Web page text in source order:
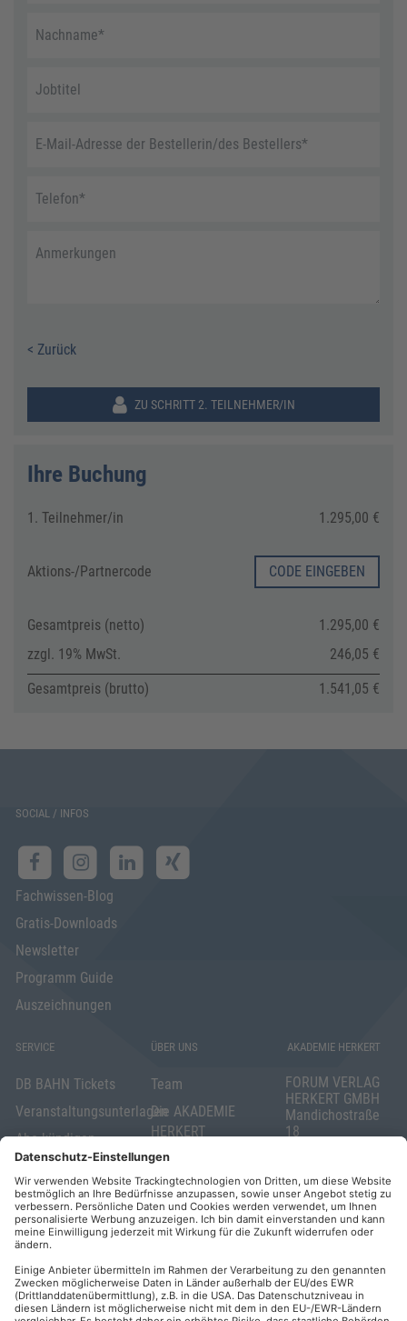
Nachname*
Jobtitel
E-Mail-Adresse der Bestellerin/des Bestellers*
Telefon*
Anmerkungen
< Zurück
ZU SCHRITT 2. TEILNEHMER/IN
Ihre Buchung
1. Teilnehmer/in 1.295,00 €
Aktions-/Partnercode CODE EINGEBEN
Gesamtpreis (netto)
1.295,00 €
zzgl. 19% MwSt.
246,05 €
Gesamtpreis (brutto)
1.541,05 €
SOCIAL / INFOS
Fachwissen-Blog
Gratis-Downloads
Newsletter
Programm Guide
Auszeichnungen
SERVICE
DB BAHN Tickets
Veranstaltungsunterlagen
Abo kündigen
Widerrufsrecht
für Verbraucher
Elektronischer
Geschäftsverkehr
ÜBER UNS
Team
Die AKADEMIE
HERKERT
FORUM VERLAG
HERKERT
Kontakt
AKADEMIE HERKERT
FORUM VERLAG
HERKERT GMBH
Mandichostraße
18
Telefon: +49
(0)8233 381-123
Telefax: +49
(0)8233 381-222
E-Mail:
herkert.de
Zahlung per
Rechnung